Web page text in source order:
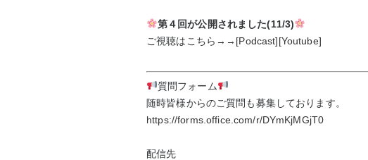
第４回が公開されました(11/3)
ご視聴はこちら→→ [Podcast][Youtube]
質問フォーム
随時皆様からのご質問も募集しております。
https://forms.office.com/r/DYmKjMGjT0
配信先